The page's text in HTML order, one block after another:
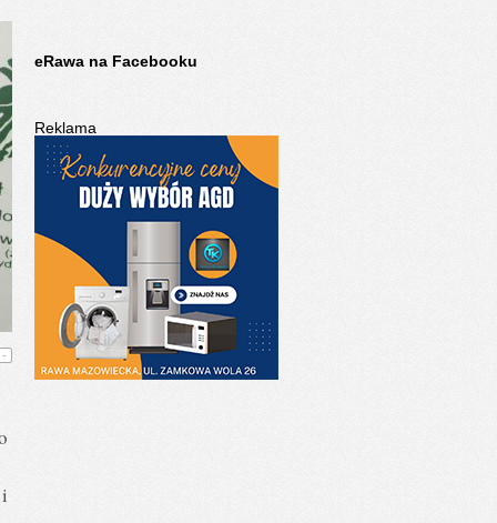
-
eRawa na Facebooku
Reklama